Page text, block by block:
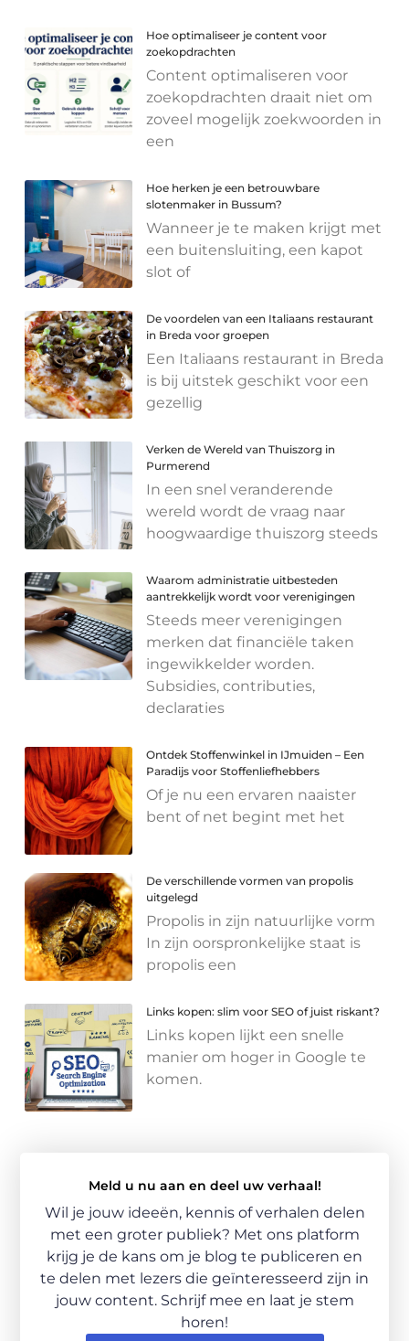
Hoe optimaliseer je content voor
zoekopdrachten
Content optimaliseren voor
zoekopdrachten draait niet om
zoveel mogelijk zoekwoorden in
een
Hoe herken je een betrouwbare
slotenmaker in Bussum?
Wanneer je te maken krijgt met
een buitensluiting, een kapot
slot of
De voordelen van een Italiaans restaurant
in Breda voor groepen
Een Italiaans restaurant in Breda
is bij uitstek geschikt voor een
gezellig
Verken de Wereld van Thuiszorg in
Purmerend
In een snel veranderende
wereld wordt de vraag naar
hoogwaardige thuiszorg steeds
Waarom administratie uitbesteden
aantrekkelijk wordt voor verenigingen
Steeds meer verenigingen
merken dat financiële taken
ingewikkelder worden.
Subsidies, contributies,
declaraties
Ontdek Stoffenwinkel in IJmuiden – Een
Paradijs voor Stoffenliefhebbers
Of je nu een ervaren naaister
bent of net begint met het
De verschillende vormen van propolis
uitgelegd
Propolis in zijn natuurlijke vorm
In zijn oorspronkelijke staat is
propolis een
Links kopen: slim voor SEO of juist riskant?
Links kopen lijkt een snelle
manier om hoger in Google te
komen.
Meld u nu aan en deel uw verhaal!
Wil je jouw ideeën, kennis of verhalen delen
met een groter publiek? Met ons platform
krijg je de kans om je blog te publiceren en
te delen met lezers die geïnteresseerd zijn in
jouw content. Schrijf mee en laat je stem
horen!